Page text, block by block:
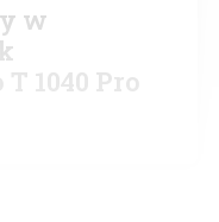
w
1040 Pro